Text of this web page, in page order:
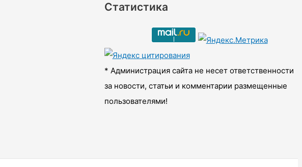
х
ы
Статистика
* Администрация сайта не несет ответственности
за новости, статьи и комментарии размещенные
пользователями!